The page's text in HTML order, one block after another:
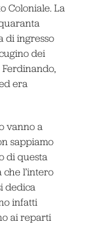
Coloniale. La
di ingresso
dei
era
vanno a
sappiamo
di questa
l’intero
dedica
infatti
ai reparti